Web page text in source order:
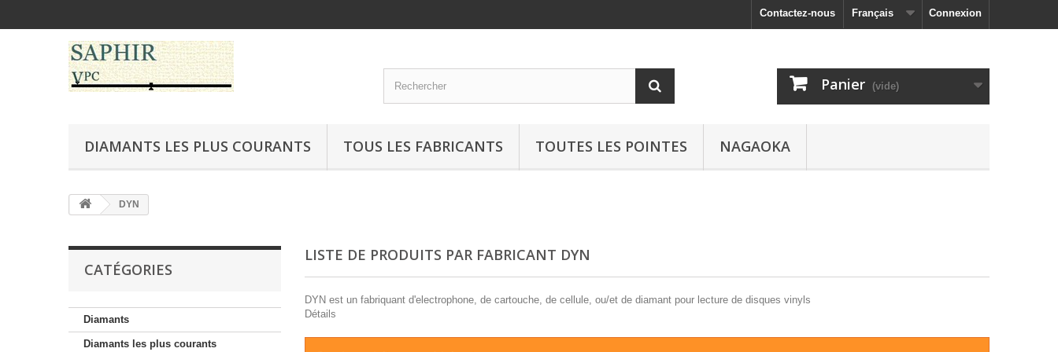
Connexion
Français
Contactez-nous
Panier (vide)
DIAMANTS LES PLUS COURANTS TOUS LES FABRICANTS TOUTES LES POINTES NAGAOKA
DYN
CATÉGORIES
Diamants
Diamants les plus courants
LISTE DE PRODUITS PAR FABRICANT DYN
DYN est un fabriquant d'electrophone, de cartouche, de cellule, ou/et de diamant pour lecture de disques vinyls
Détails